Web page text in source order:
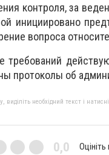
контроля, за
инициировано
вопроса
требований
протоколы об
необхідний текст і
0,0